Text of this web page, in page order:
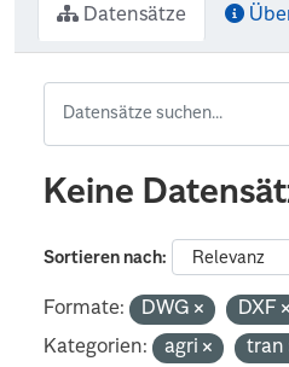
Datensätze
Keine
Sortieren nach
Formate: DWG DXF
Kategorien:
agri tran